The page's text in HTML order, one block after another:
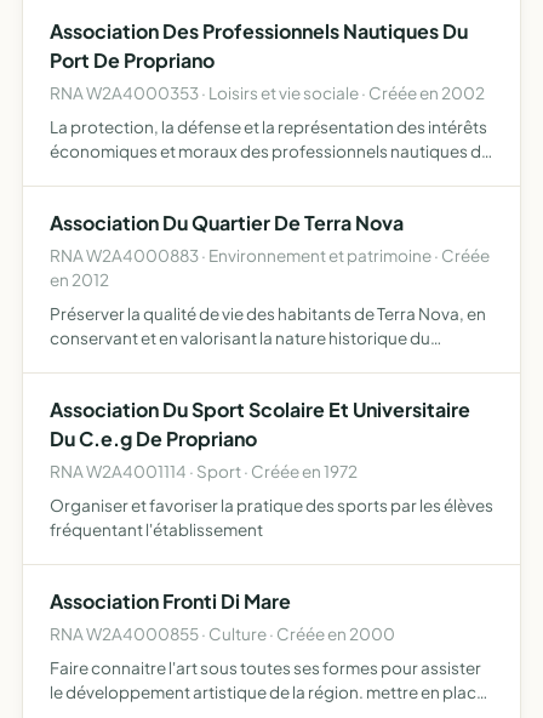
Association Des Professionnels Nautiques Du
Port De Propriano
RNA W2A4000353 · Loisirs et vie sociale · Créée en 2002
La protection, la défense et la représentation des intérêts
économiques et moraux des professionnels nautiques du
Association Du Quartier De Terra Nova
RNA W2A4000883 · Environnement et patrimoine · Créée
en 2012
Préserver la qualité de vie des habitants de Terra Nova, en
conservant et en valorisant la nature historique du
Association Du Sport Scolaire Et Universitaire
Du C.e.g De Propriano
RNA W2A4001114 · Sport · Créée en 1972
Organiser et favoriser la pratique des sports par les élèves
fréquentant l'établissement
Association Fronti Di Mare
RNA W2A4000855 · Culture · Créée en 2000
Faire connaitre l'art sous toutes ses formes pour assister
le développement artistique de la région. mettre en place